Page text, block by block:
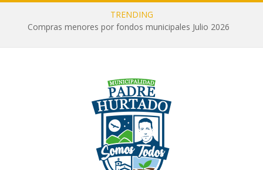
TRENDING
Compras menores por fondos municipales Julio 2026